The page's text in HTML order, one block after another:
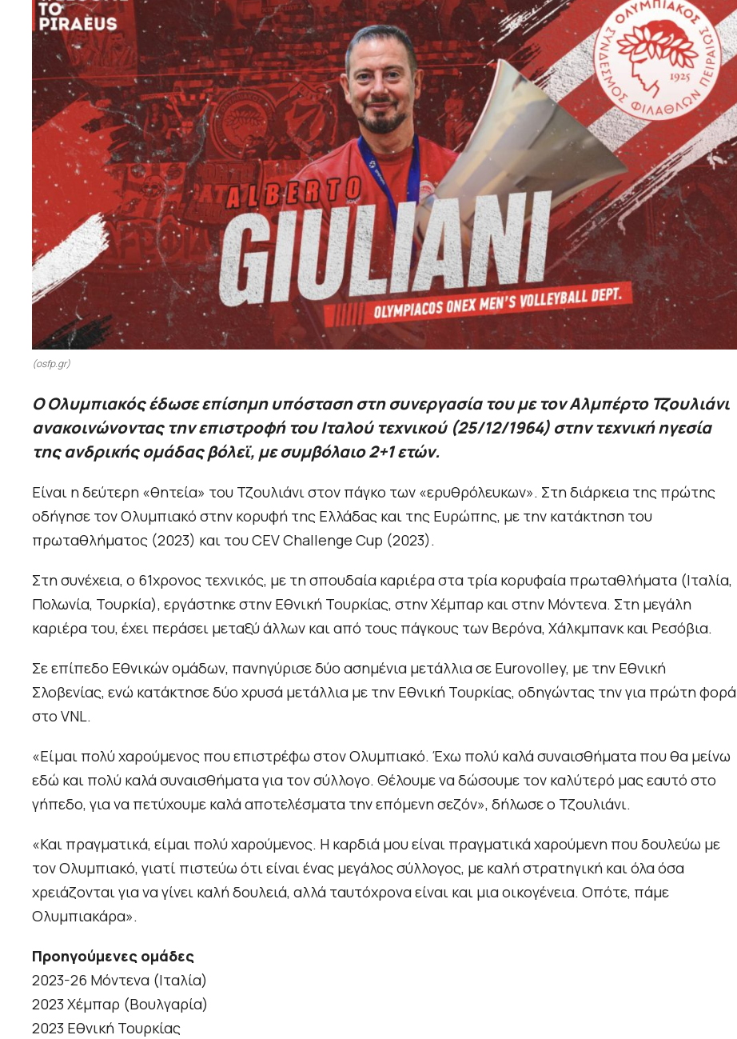
(osfp.gr)
Ο Ολυμπιακός έδωσε επίσημη υπόσταση στη συνεργασία του με τον Αλμπέρτο Τζουλιάνι
ανακοινώνοντας την επιστροφή του Ιταλού τεχνικού (25/12/1964) στην τεχνική ηγεσία
της ανδρικής ομάδας βόλεϊ, με συμβόλαιο 2+1 ετών.
Είναι η δεύτερη «θητεία» του Τζουλιάνι στον πάγκο των «ερυθρόλευκων». Στη διάρκεια της πρώτης
οδήγησε τον Ολυμπιακό στην κορυφή της Ελλάδας και της Ευρώπης, με την κατάκτηση του
πρωταθλήματος (2023) και του CEV Challenge Cup (2023).
Στη συνέχεια, ο 61χρονος τεχνικός, με τη σπουδαία καριέρα στα τρία κορυφαία πρωταθλήματα (Ιταλία,
Πολωνία, Τουρκία), εργάστηκε στην Εθνική Τουρκίας, στην Χέμπαρ και στην Μόντενα. Στη μεγάλη
καριέρα του, έχει περάσει μεταξύ άλλων και από τους πάγκους των Βερόνα, Χάλκμπανκ και Ρεσόβια.
Σε επίπεδο Εθνικών ομάδων, πανηγύρισε δύο ασημένια μετάλλια σε Eurovolley, με την Εθνική
Σλοβενίας, ενώ κατάκτησε δύο χρυσά μετάλλια με την Εθνική Τουρκίας, οδηγώντας την για πρώτη φορά
στο VNL.
«Είμαι πολύ χαρούμενος που επιστρέφω στον Ολυμπιακό. Έχω πολύ καλά συναισθήματα που θα μείνω
εδώ και πολύ καλά συναισθήματα για τον σύλλογο. Θέλουμε να δώσουμε τον καλύτερό μας εαυτό στο
γήπεδο, για να πετύχουμε καλά αποτελέσματα την επόμενη σεζόν», δήλωσε ο Τζουλιάνι.
«Και πραγματικά, είμαι πολύ χαρούμενος. Η καρδιά μου είναι πραγματικά χαρούμενη που δουλεύω με
τον Ολυμπιακό, γιατί πιστεύω ότι είναι ένας μεγάλος σύλλογος, με καλή στρατηγική και όλα όσα
χρειάζονται για να γίνει καλή δουλειά, αλλά ταυτόχρονα είναι και μια οικογένεια. Οπότε, πάμε
Ολυμπιακάρα».
Προηγούμενες ομάδες
2023-26 Μόντενα (Ιταλία)
2023 Χέμπαρ (Βουλγαρία)
2023 Εθνική Τουρκίας